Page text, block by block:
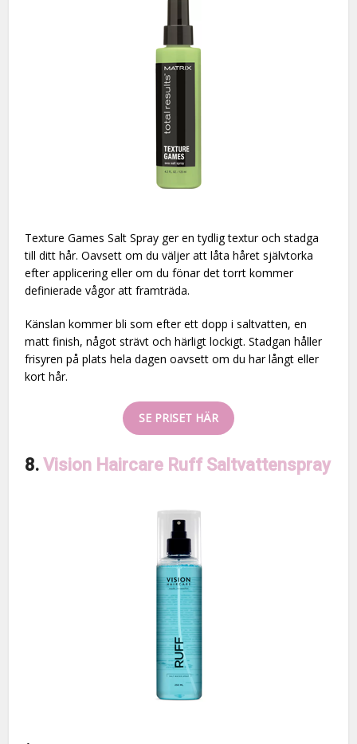
Texture Games Salt Spray ger en tydlig textur och stadga
till ditt hår. Oavsett om du väljer att låta håret självtorka
efter applicering eller om du fönar det torrt kommer
definierade vågor att framträda.
Känslan kommer bli som efter ett dopp i saltvatten, en
matt finish, något strävt och härligt lockigt. Stadgan håller
frisyren på plats hela dagen oavsett om du har långt eller
kort hår.
SE PRISET HÄR
8.Vision Haircare Ruff Saltvattenspray